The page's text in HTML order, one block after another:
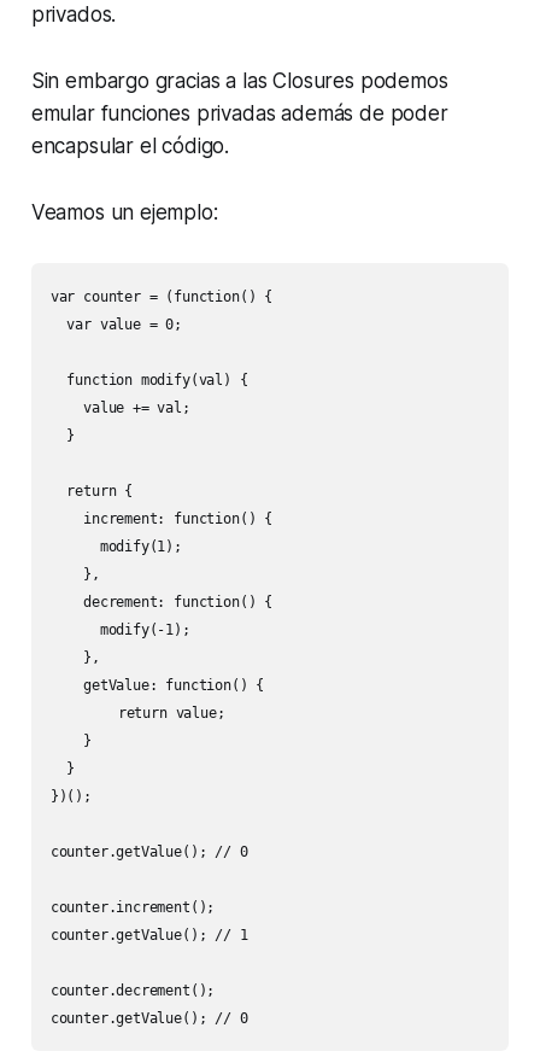
privados.
Sin embargo gracias a las Closures podemos
emular funciones privadas además de poder
encapsular el código.
Veamos un ejemplo:
var counter = (function() {
  var value = 0;
  function modify(val) {
    value += val;
  }
  return {
    increment: function() {
      modify(1);
    },
    decrement: function() {
      modify(-1);
    },
    getValue: function() {
    }
  }
})();
counter.getValue(); // 0
counter.increment();
counter.getValue(); // 1
counter.decrement();
counter.getValue(); // 0